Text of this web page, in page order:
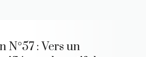
N°57 : Vers un